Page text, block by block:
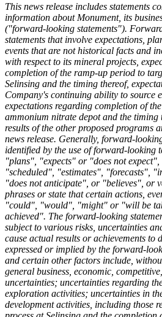
This news release includes statements
information about Monument, its
("forward-looking statements").
statements that involve expectations,
events that are not historical facts and
with respect to its mineral projects,
completion of the ramp-up period to
Selinsing and the timing thereof,
Company's continuing ability to source
expectations regarding completion of
ammonium nitrate depot and the timing
results of the other proposed programs
news release. Generally, forward-
identified by the use of forward-looking
"plans", "expects" or "does not
"scheduled", "estimates", "forecasts",
"does not anticipate", or "believes", or
phrases or state that certain actions,
"could", "would", "might" or "will be
achieved". The forward-looking
subject to various risks, uncertainties
cause actual results or achievements to
expressed or implied by the forward-
and certain other factors include,
general business, economic,
uncertainties; uncertainties regarding
exploration activities; uncertainties in
development activities, including those